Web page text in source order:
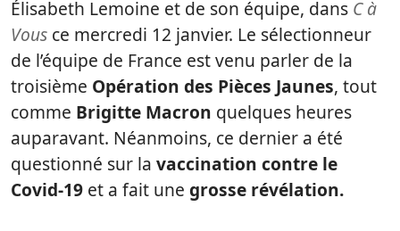
Élisabeth Lemoine et de son équipe, dans C à
Vous ce mercredi 12 janvier. Le sélectionneur
de l’équipe de France est venu parler de la
troisième Opération des Pièces Jaunes, tout
comme Brigitte Macron quelques heures
auparavant. Néanmoins, ce dernier a été
questionné sur la vaccination contre le
Covid-19 et a fait une grosse révélation.